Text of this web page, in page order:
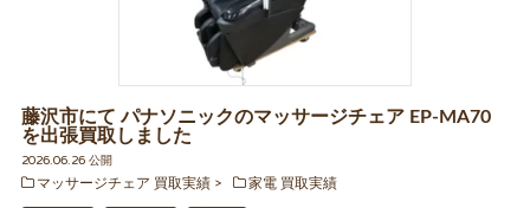
藤沢市にて パナソニックのマッサージチェア EP-MA70
を出張買取しました
2026.06.26 公開
マッサージチェア 買取実績
家電 買取実績